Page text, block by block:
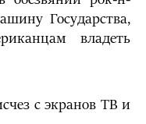
Государства,
владеть
с экранов ТВ и